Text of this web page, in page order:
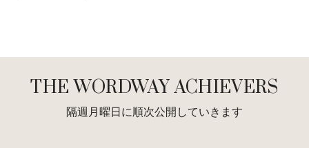
THE WORDWAY ACHIEVERS
隔週月曜日に順次公開していきます